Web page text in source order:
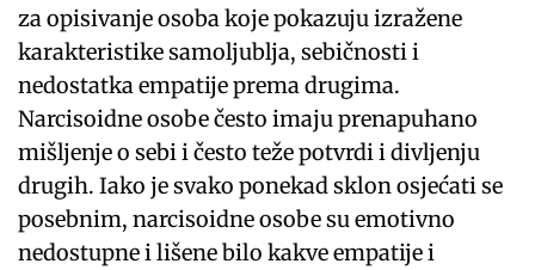
za opisivanje osoba koje pokazuju izražene
karakteristike samoljublja, sebičnosti i
nedostatka empatije prema drugima.
Narcisoidne osobe često imaju prenapuhano
mišljenje o sebi i često teže potvrdi i divljenju
drugih. Iako je svako ponekad sklon osjećati se
posebnim, narcisoidne osobe su emotivno
nedostupne i lišene bilo kakve empatije i